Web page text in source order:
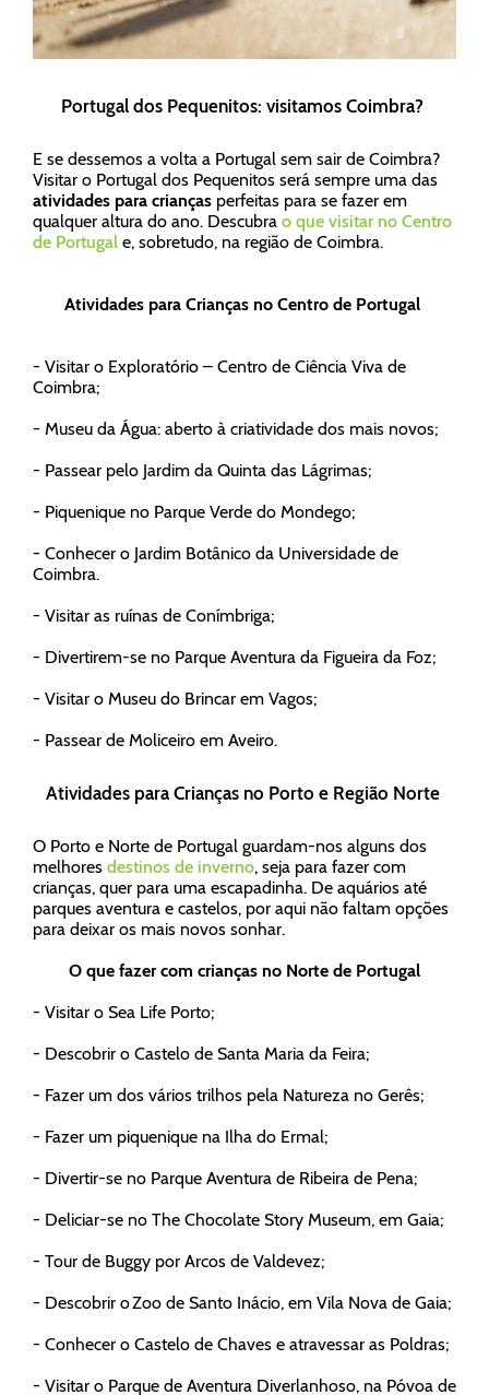
Portugal dos Pequenitos: visitamos Coimbra?
E se dessemos a volta a Portugal sem sair de Coimbra?
Visitar o Portugal dos Pequenitos será sempre uma das
atividades para crianças perfeitas para se fazer em
qualquer altura do ano. Descubra o que visitar no Centro
de Portugal e, sobretudo, na região de Coimbra.
Atividades para Crianças no Centro de Portugal
- Visitar o Exploratório – Centro de Ciência Viva de
Coimbra;
- Museu da Água: aberto à criatividade dos mais novos;
- Passear pelo Jardim da Quinta das Lágrimas;
- Piquenique no Parque Verde do Mondego;
- Conhecer o Jardim Botânico da Universidade de
Coimbra.
- Visitar as ruínas de Conímbriga;
- Divertirem-se no Parque Aventura da Figueira da Foz;
- Visitar o Museu do Brincar em Vagos;
- Passear de Moliceiro em Aveiro.
Atividades para Crianças no Porto e Região Norte
O Porto e Norte de Portugal guardam-nos alguns dos
melhores destinos de inverno, seja para fazer com
crianças, quer para uma escapadinha. De aquários até
parques aventura e castelos, por aqui não faltam opções
para deixar os mais novos sonhar.
O que fazer com crianças no Norte de Portugal
- Visitar o Sea Life Porto;
- Descobrir o Castelo de Santa Maria da Feira;
- Fazer um dos vários trilhos pela Natureza no Gerês;
- Fazer um piquenique na Ilha do Ermal;
- Divertir-se no Parque Aventura de Ribeira de Pena;
- Deliciar-se no The Chocolate Story Museum, em Gaia;
- Tour de Buggy por Arcos de Valdevez;
- Descobrir o Zoo de Santo Inácio, em Vila Nova de Gaia;
- Conhecer o Castelo de Chaves e atravessar as Poldras;
- Visitar o Parque de Aventura Diverlanhoso, na Póvoa de